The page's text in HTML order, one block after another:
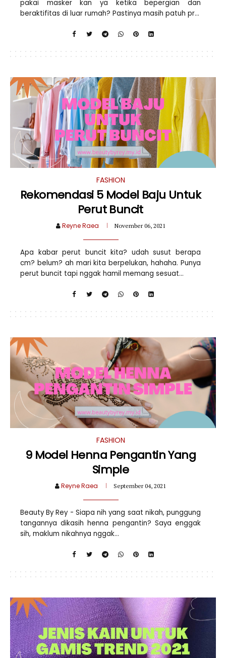
pakai masker kan ya ketika bepergian dan
beraktifitas di luar rumah? Pastinya masih patuh pr...
FASHION
Rekomendasi 5 Model Baju Untuk
Perut Buncit
Reyne Raea November 06, 2021
Apa kabar perut buncit kita? udah susut berapa
cm? belum? ah mari kita berpelukan, hahaha. Punya
perut buncit tapi nggak hamil memang sesuat...
FASHION
9 Model Henna Pengantin Yang
Simple
Reyne Raea September 04, 2021
Beauty By Rey - Siapa nih yang saat nikah, punggung
tangannya dikasih henna pengantin? Saya enggak
sih, maklum nikahnya nggak...